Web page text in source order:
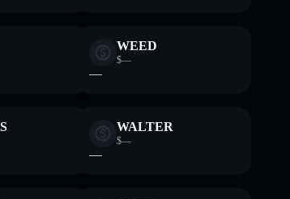
WEED
$—
—
WALTER
$—
—